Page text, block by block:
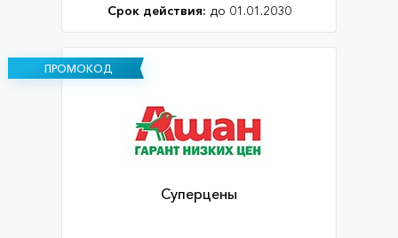
Срок действия: до 01.01.2030
ПРОМОКОД
Суперцены